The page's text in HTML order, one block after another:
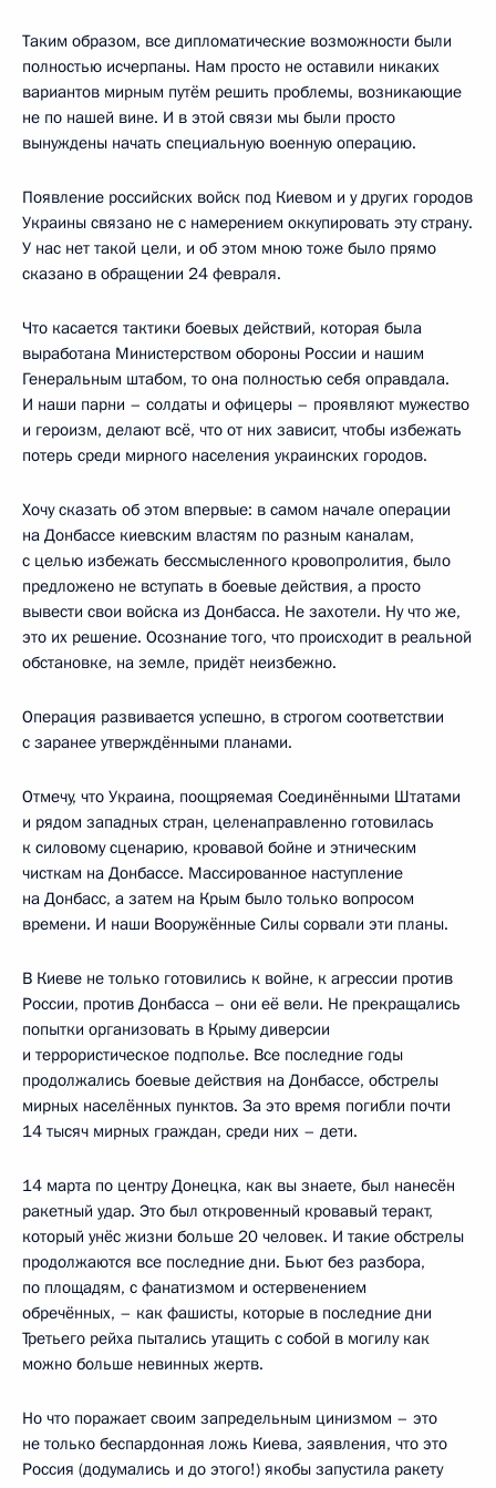
Таким образом, все дипломатические возможности были
полностью исчерпаны. Нам просто не оставили никаких
вариантов мирным путём решить проблемы, возникающие
не по нашей вине. И в этой связи мы были просто
вынуждены начать специальную военную операцию.
Появление российских войск под Киевом и у других городов
Украины связано не с намерением оккупировать эту страну.
У нас нет такой цели, и об этом мною тоже было прямо
сказано в обращении 24 февраля.
Что касается тактики боевых действий, которая была
выработана Министерством обороны России и нашим
Генеральным штабом, то она полностью себя оправдала.
И наши парни – солдаты и офицеры – проявляют мужество
и героизм, делают всё, что от них зависит, чтобы избежать
потерь среди мирного населения украинских городов.
Хочу сказать об этом впервые: в самом начале операции
на Донбассе киевским властям по разным каналам,
с целью избежать бессмысленного кровопролития, было
предложено не вступать в боевые действия, а просто
вывести свои войска из Донбасса. Не захотели. Ну что же,
это их решение. Осознание того, что происходит в реальной
обстановке, на земле, придёт неизбежно.
Операция развивается успешно, в строгом соответствии
с заранее утверждёнными планами.
Отмечу, что Украина, поощряемая Соединёнными Штатами
и рядом западных стран, целенаправленно готовилась
к силовому сценарию, кровавой бойне и этническим
чисткам на Донбассе. Массированное наступление
на Донбасс, а затем на Крым было только вопросом
времени. И наши Вооружённые Силы сорвали эти планы.
В Киеве не только готовились к войне, к агрессии против
России, против Донбасса – они её вели. Не прекращались
попытки организовать в Крыму диверсии
и террористическое подполье. Все последние годы
продолжались боевые действия на Донбассе, обстрелы
мирных населённых пунктов. За это время погибли почти
14 тысяч мирных граждан, среди них – дети.
14 марта по центру Донецка, как вы знаете, был нанесён
ракетный удар. Это был откровенный кровавый теракт,
который унёс жизни больше 20 человек. И такие обстрелы
продолжаются все последние дни. Бьют без разбора,
по площадям, с фанатизмом и остервенением
обречённых, – как фашисты, которые в последние дни
Третьего рейха пытались утащить с собой в могилу как
можно больше невинных жертв.
Но что поражает своим запредельным цинизмом – это
не только беспардонная ложь Киева, заявления, что это
Россия (додумались и до этого!) якобы запустила ракету